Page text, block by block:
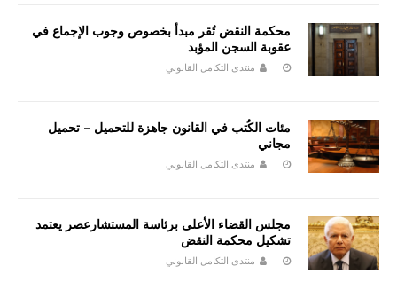
محكمة النقض تُقر مبدأ بخصوص وجوب الإجماع في
عقوبة السجن المؤبد
منتدى التكامل القانوني
مئات الكُتب في القانون جاهزة للتحميل – تحميل
مجاني
منتدى التكامل القانوني
مجلس القضاء الأعلى برئاسة المستشارعصر يعتمد
تشكيل محكمة النقض
منتدى التكامل القانوني